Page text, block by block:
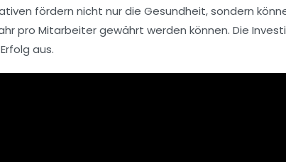
fördern nicht nur die Gesundheit, sondern
pro Mitarbeiter gewährt werden können. Die
aus.